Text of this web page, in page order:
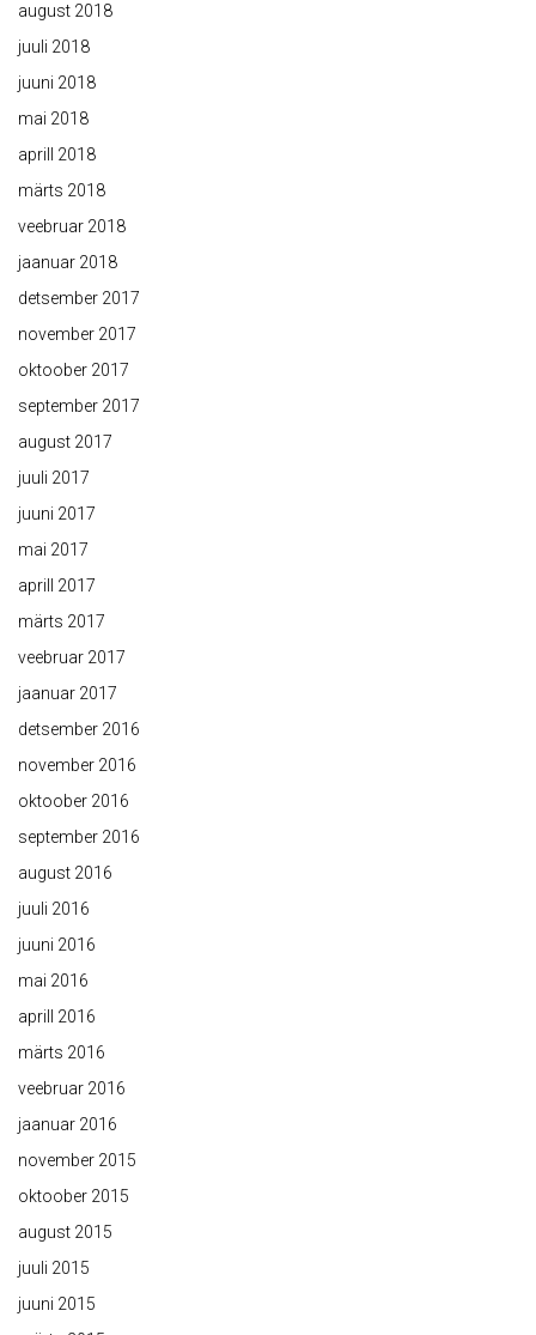
august 2018
juuli 2018
juuni 2018
mai 2018
aprill 2018
märts 2018
veebruar 2018
jaanuar 2018
detsember 2017
november 2017
oktoober 2017
september 2017
august 2017
juuli 2017
juuni 2017
mai 2017
aprill 2017
märts 2017
veebruar 2017
jaanuar 2017
detsember 2016
november 2016
oktoober 2016
september 2016
august 2016
juuli 2016
juuni 2016
mai 2016
aprill 2016
märts 2016
veebruar 2016
jaanuar 2016
november 2015
oktoober 2015
august 2015
juuli 2015
juuni 2015